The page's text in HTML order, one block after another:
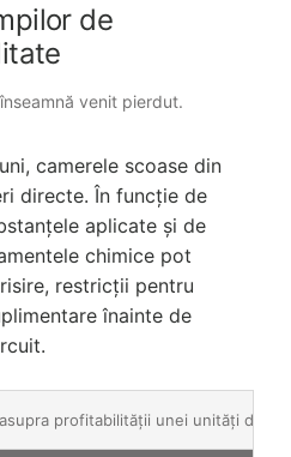
de
venit pierdut.
camerele scoase din
directe. În funcție de
aplicate și de
chimice pot
restricții pentru
înainte de
profitabilității unei unități de